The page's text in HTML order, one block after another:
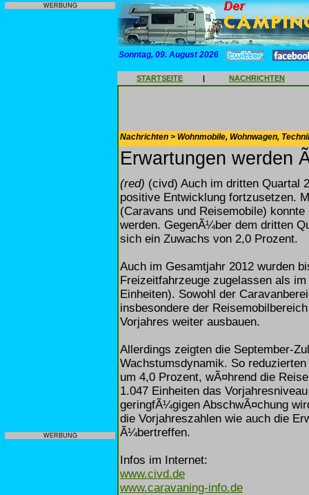
WERBUNG
WERBUNG
Sonntag, 09. August 2026
STARTSEITE | NACHRICHTEN
Nachrichten > Wohnmobile, Wohnwagen,
Erwartungen werden
(red) (civd) Auch im dritten Quartal
positive Entwicklung fortzusetzen.
(Caravans und Reisemobile)
werden. GegenÃ¼ber dem dritten
sich ein Zuwachs von 2,0 Prozent.
Auch im Gesamtjahr 2012 wurden
Freizeitfahrzeuge zugelassen als
Einheiten). Sowohl der
insbesondere der
Vorjahres weiter ausbauen.
Allerdings zeigten die September-
Wachstumsdynamik. So
um 4,0 Prozent, wÃ¤hrend die
1.047 Einheiten das
geringfÃ¼gigen AbschwÃ¤chung
die Vorjahreszahlen wie auch die
Ã¼bertreffen.
Infos im Internet:
www.civd.de
www.caravaning-info.de